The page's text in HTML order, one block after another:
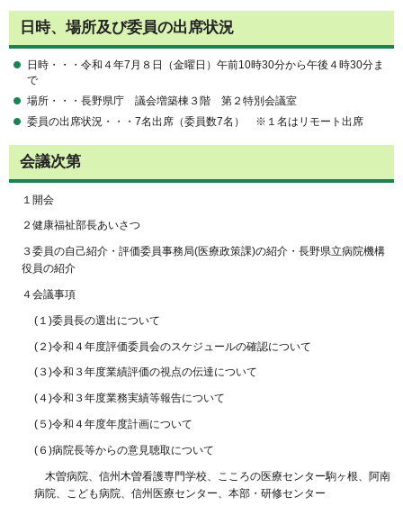
日時、場所及び委員の出席状況
日時・・・令和４年7月８日（金曜日）午前10時30分から午後４時30分ま
で
場所・・・長野県庁 議会増築棟３階 第２特別会議室
委員の出席状況・・・7名出席（委員数7名） ※１名はリモート出席
会議次第
１開会
２健康福祉部長あいさつ
３委員の自己紹介・評価委員事務局(医療政策課)の紹介・長野県立病院機構
役員の紹介
４会議事項
(１)委員長の選出について
(２)令和４年度評価委員会のスケジュールの確認について
(３)令和３年度業績評価の視点の伝達について
(４)令和３年度業務実績等報告について
(５)令和４年度年度計画について
(６)病院長等からの意見聴取について
木曽病院、信州木曽看護専門学校、こころの医療センター駒ヶ根、阿南
病院、こども病院、信州医療センター、本部・研修センター